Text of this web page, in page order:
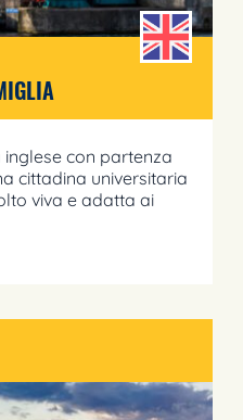
con partenza
cittadina universitaria
viva e adatta ai